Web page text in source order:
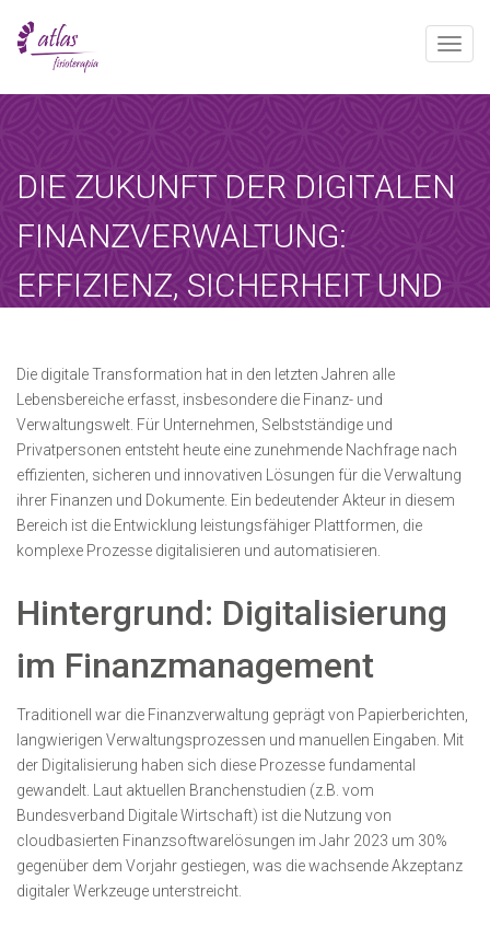
Toggle
DIE ZUKUNFT DER DIGITALEN
FINANZVERWALTUNG:
EFFIZIENZ, SICHERHEIT UND
Atlas enero 13, 2026
Sin categoría
Home-Sin categoría-Die Zukunft der…
Die digitale Transformation hat in den letzten Jahren alle
Lebensbereiche erfasst, insbesondere die Finanz- und
Verwaltungswelt. Für Unternehmen, Selbstständige und
Privatpersonen entsteht heute eine zunehmende Nachfrage nach
effizienten, sicheren und innovativen Lösungen für die Verwaltung
ihrer Finanzen und Dokumente. Ein bedeutender Akteur in diesem
Bereich ist die Entwicklung leistungsfähiger Plattformen, die
komplexe Prozesse digitalisieren und automatisieren.
Hintergrund: Digitalisierung
im Finanzmanagement
Traditionell war die Finanzverwaltung geprägt von Papierberichten,
langwierigen Verwaltungsprozessen und manuellen Eingaben. Mit
der Digitalisierung haben sich diese Prozesse fundamental
gewandelt. Laut aktuellen Branchenstudien (z.B. vom
Bundesverband Digitale Wirtschaft) ist die Nutzung von
cloudbasierten Finanzsoftwarelösungen im Jahr 2023 um 30%
gegenüber dem Vorjahr gestiegen, was die wachsende Akzeptanz
digitaler Werkzeuge unterstreicht.